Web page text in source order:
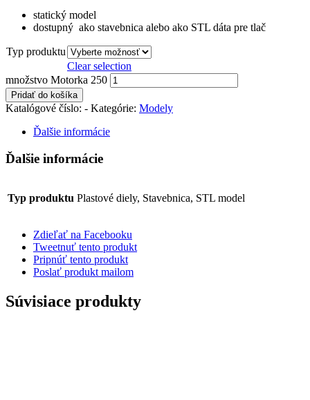
statický model
dostupný ako stavebnica alebo ako STL dáta pre tlač
Typ produktu
Clear selection
množstvo Motorka 250
Pridať do košíka
Katalógové číslo: - Kategórie: Modely
Ďalšie informácie
Ďalšie informácie
Typ produktu Plastové diely, Stavebnica, STL model
Zdieľať na Facebooku
Tweetnuť tento produkt
Pripnúť tento produkt
Poslať produkt mailom
Súvisiace produkty